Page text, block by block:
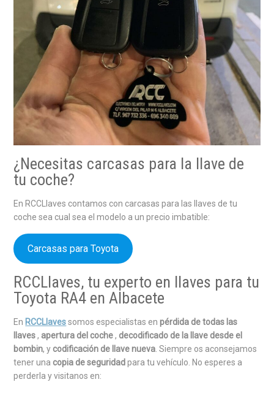
¿Necesitas carcasas para la llave de
tu coche?
En RCCLlaves contamos con carcasas para las llaves de tu
coche sea cual sea el modelo a un precio imbatible:
Carcasas para Toyota
RCCLlaves, tu experto en llaves para tu
Toyota RA4 en Albacete
En RCCLlavessomos especialistas enpérdida de todas las
llaves, apertura del coche, decodificado de la llave desde el
bombin, y codificación de llave nueva. Siempre os aconsejamos
tener una copia de seguridadpara tu vehículo. No esperes a
perderla y visitanos en: